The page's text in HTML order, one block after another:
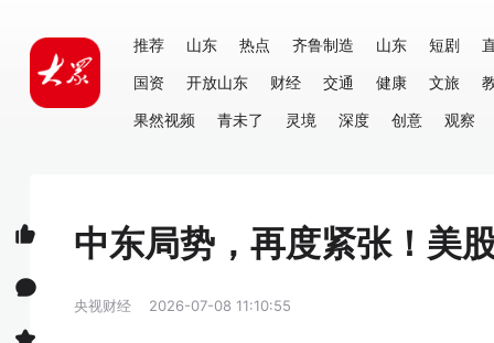
推荐 山东 热点 齐鲁制造 山东 短剧
国资
开放山东 财经 交通 健康 文旅
果然视频
青未了 灵境 深度 创意 观察
中东局势，再度紧张！美
央视财经 2026-07-08 11:10:55